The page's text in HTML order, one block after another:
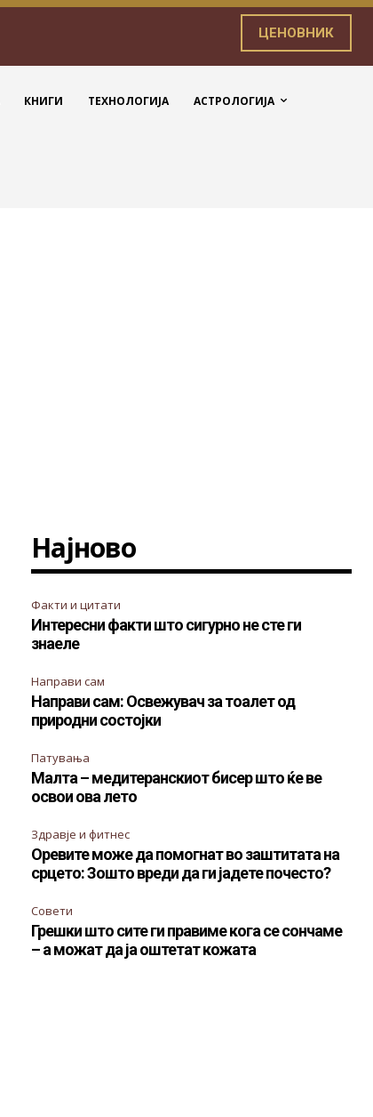
ЦЕНОВНИК
КНИГИ ТЕХНОЛОГИЈА АСТРОЛОГИЈА
Најново
Факти и цитати
Интересни факти што сигурно не сте ги
знаеле
Направи сам
Направи сам: Освежувач за тоалет од
природни состојки
Патувања
Малта – медитеранскиот бисер што ќе ве
освои ова лето
Здравје и фитнес
Оревите може да помогнат во заштитата на
срцето: Зошто вреди да ги јадете почесто?
Совети
Грешки што сите ги правиме кога се сончаме
– а можат да ја оштетат кожата